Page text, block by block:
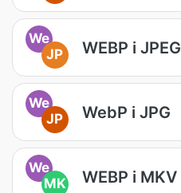
We
JP
WEBP i JPEG
We
JP
WebP i JPG
We
MK
WEBP i MKV